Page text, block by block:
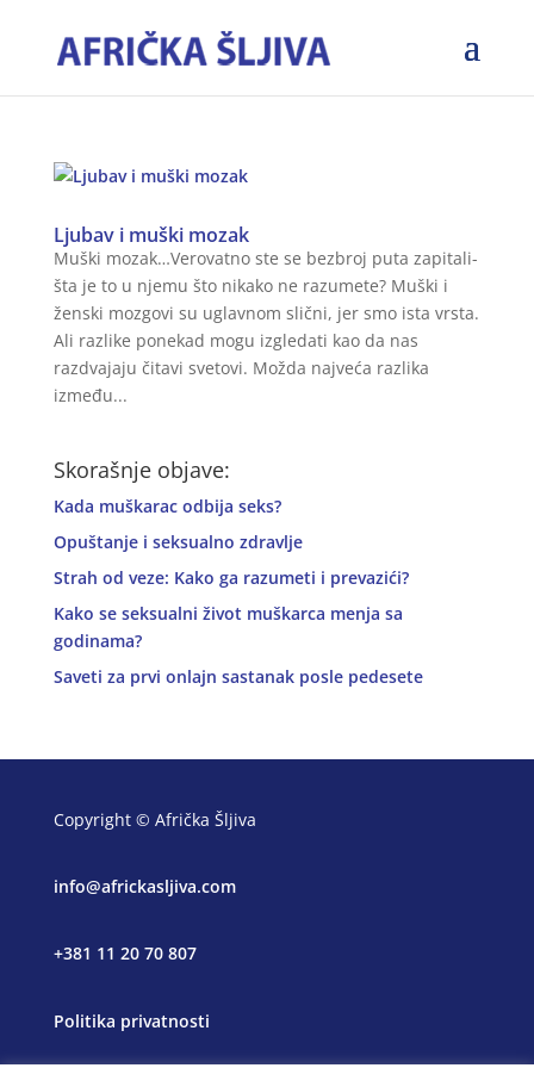
Ljubav i muški mozak
Muški mozak…Verovatno ste se bezbroj puta zapitali-
šta je to u njemu što nikako ne razumete? Muški i
ženski mozgovi su uglavnom slični, jer smo ista vrsta.
Ali razlike ponekad mogu izgledati kao da nas
razdvajaju čitavi svetovi. Možda najveća razlika
između...
Skorašnje objave:
Kada muškarac odbija seks?
Opuštanje i seksualno zdravlje
Strah od veze: Kako ga razumeti i prevazići?
Kako se seksualni život muškarca menja sa
godinama?
Saveti za prvi onlajn sastanak posle pedesete
Copyright © Afrička Šljiva
info@africkasljiva.com
+381 11 20 70 807
Politika privatnosti